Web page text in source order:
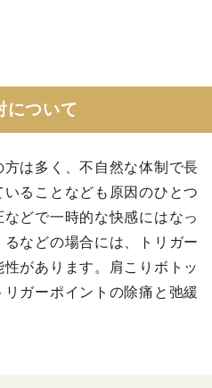
について
は多く、不自然な体制で長
ることなども原因のひとつ
どで一時的な快感にはなっ
などの場合には、トリガー
があります。肩こりボトッ
ガーポイントの除痛と弛緩